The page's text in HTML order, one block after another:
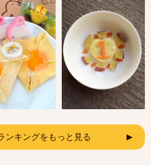
ンキングをもっと見る